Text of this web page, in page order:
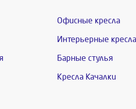
Офисные кресла
Интерьерные
Барные стулья
Кресла Качалки